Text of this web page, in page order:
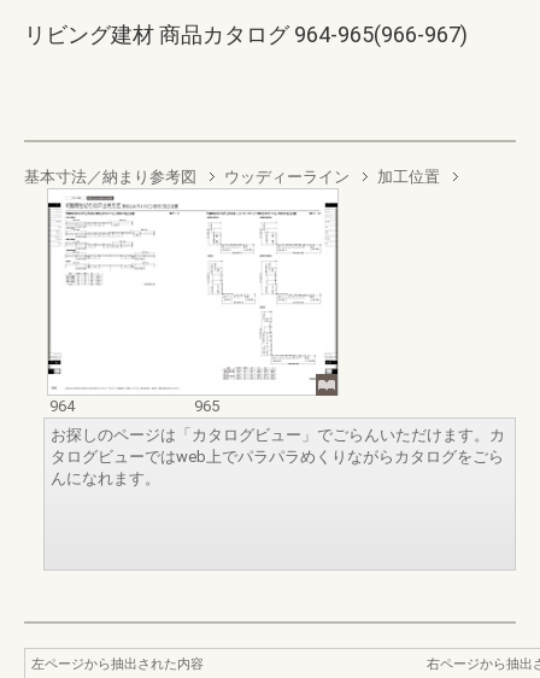
リビング建材 商品カタログ 964-965(966-967)
基本寸法／納まり参考図 ウッディーライン 加工位置
964
965
お探しのページは「カタログビュー」でごらんいただけます。カ
タログビューではweb上でパラパラめくりながらカタログをごら
んになれます。
左ページから抽出された内容
右ページから抽出